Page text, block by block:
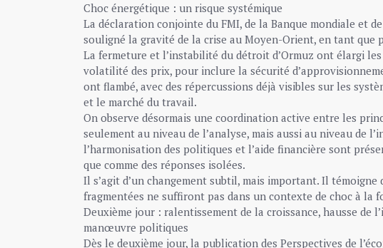
Choc énergétique : un risque systémique
La déclaration conjointe du FMI, de la Banque mondiale et
souligné la gravité de la crise au Moyen-Orient, en tant que
La fermeture et l’instabilité du détroit d’Ormuz ont élargi
volatilité des prix, pour inclure la sécurité
ont flambé, avec des répercussions déjà visibles sur les
et le marché du travail.
On observe désormais une coordination active entre les
seulement au niveau de l’analyse, mais aussi au niveau de
l’harmonisation des politiques et l’aide financière sont
que comme des réponses isolées.
Il s’agit d’un changement subtil, mais important. Il
fragmentées ne suffiront pas dans un contexte de choc à la
Deuxième jour : ralentissement de la croissance, hausse de
manœuvre politiques
Dès le deuxième jour, la publication des Perspectives de